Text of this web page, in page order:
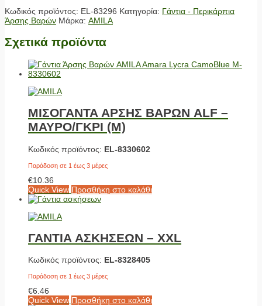
Κωδικός προϊόντος: EL-83296 Κατηγορία: Γάντια - Περικάρπια
Άρσης Βαρών Μάρκα: AMILA
Σχετικά προϊόντα
ΜΙΣΟΓΑΝΤΑ ΑΡΣΗΣ ΒΑΡΩΝ ALF –
ΜΑΥΡΟ/ΓΚΡΙ (M)
Κωδικός προϊόντος: EL-8330602
Παράδοση σε 1 έως 3 μέρες
€10.36
Quick View Προσθήκη στο καλάθι
ΓΑΝΤΙΑ ΑΣΚΗΣΕΩΝ – XXL
Κωδικός προϊόντος: EL-8328405
Παράδοση σε 1 έως 3 μέρες
€6.46
Quick View Προσθήκη στο καλάθι